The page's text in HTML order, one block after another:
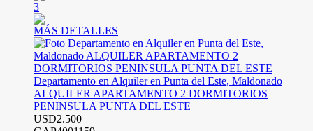
3
MÁS DETALLES
Departamento en Alquiler en Punta del Este, Maldonado
ALQUILER APARTAMENTO 2 DORMITORIOS
PENINSULA PUNTA DEL ESTE
USD2.500